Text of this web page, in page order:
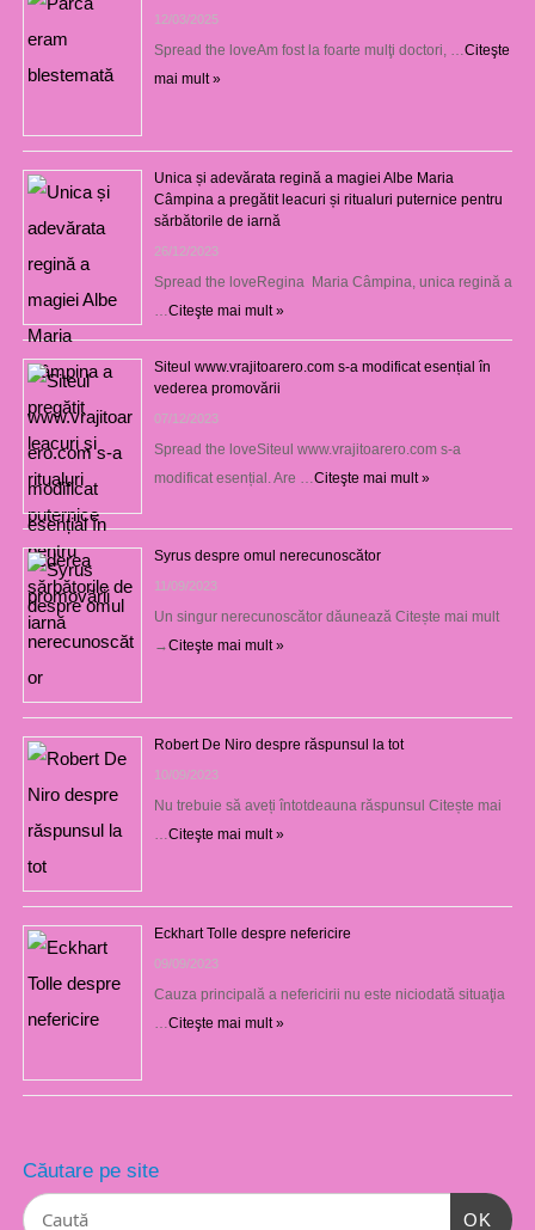
12/03/2025
Spread the loveAm fost la foarte mulţi doctori, …Citeşte
mai mult »
Unica și adevărata regină a magiei Albe Maria
Câmpina a pregătit leacuri și ritualuri puternice pentru
sărbătorile de iarnă
26/12/2023
Spread the loveRegina Maria Câmpina, unica regină a
…Citeşte mai mult »
Siteul www.vrajitoarero.com s-a modificat esențial în
vederea promovării
07/12/2023
Spread the loveSiteul www.vrajitoarero.com s-a
modificat esențial. Are …Citeşte mai mult »
Syrus despre omul nerecunoscător
11/09/2023
Un singur nerecunoscător dăunează Citește mai mult
→Citeşte mai mult »
Robert De Niro despre răspunsul la tot
10/09/2023
Nu trebuie să aveți întotdeauna răspunsul Citește mai
…Citeşte mai mult »
Eckhart Tolle despre nefericire
09/09/2023
Cauza principală a nefericirii nu este niciodată situaţia
…Citeşte mai mult »
Căutare pe site
OK